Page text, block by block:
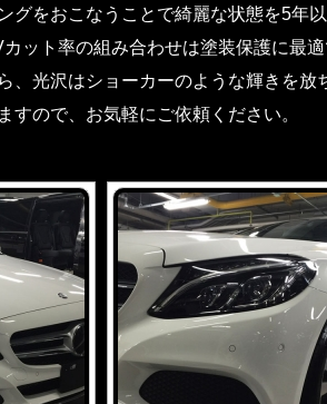
グをおこなうことで綺麗な状態を5年
ット率の組み合わせは塗装保護に最適
、光沢はショーカーのような輝きを放
すので、お気軽にご依頼ください。